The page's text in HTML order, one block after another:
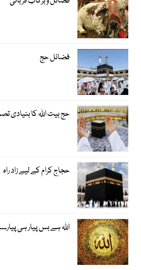
فضائل حج
حج بیت اﷲ کا بنیادی
حجاج کرام کے لیے زاد راہ
اﷲ ہے بس پیار ہی